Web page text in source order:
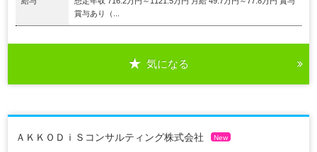
賞与あり（...
気になる
ＡＫＫＯＤｉＳコンサルティング株式会社 New